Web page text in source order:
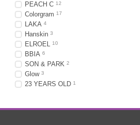
PEACH C 12
Colorgram 17
LAKA 4
Hanskin 3
ELROEL 10
BBIA 6
SON & PARK 2
Glow 3
23 YEARS OLD 1